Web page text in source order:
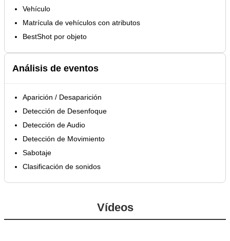
Vehículo
Matrícula de vehículos con atributos
BestShot por objeto
Análisis de eventos
Aparición / Desaparición
Detección de Desenfoque
Detección de Audio
Detección de Movimiento
Sabotaje
Clasificación de sonidos
Vídeos